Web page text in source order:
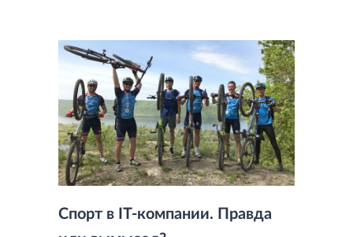
шампанского, в атмосфере
предвкушения многодневного
праздничного марафона. Участвовать в
розыгрыше путевки могут все
сотрудники, проработавшие в компании
больше двух лет.
Спорт в IT-компании. Правда